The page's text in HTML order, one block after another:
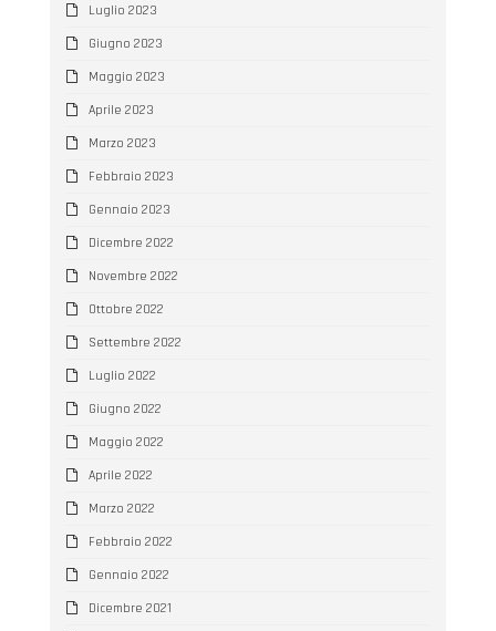
Luglio 2023
Giugno 2023
Maggio 2023
Aprile 2023
Marzo 2023
Febbraio 2023
Gennaio 2023
Dicembre 2022
Novembre 2022
Ottobre 2022
Settembre 2022
Luglio 2022
Giugno 2022
Maggio 2022
Aprile 2022
Marzo 2022
Febbraio 2022
Gennaio 2022
Dicembre 2021